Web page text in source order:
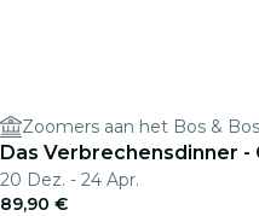
Das Verbrechensdinner -
20 Dez. - 24 Apr.
89,90 €